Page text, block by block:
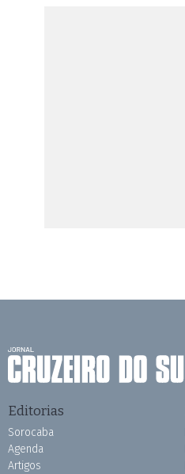
Editorias
Sorocaba
Agenda
Artigos